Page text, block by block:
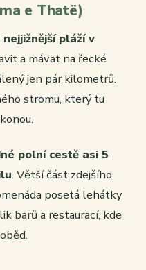
e Thatë)
pláží v
a mávat na řecké
jen pár kilometrů.
stromu, který tu
polní cestě asi 5
. Větší část zdejšího
posetá lehátky
barů a restaurací, kde